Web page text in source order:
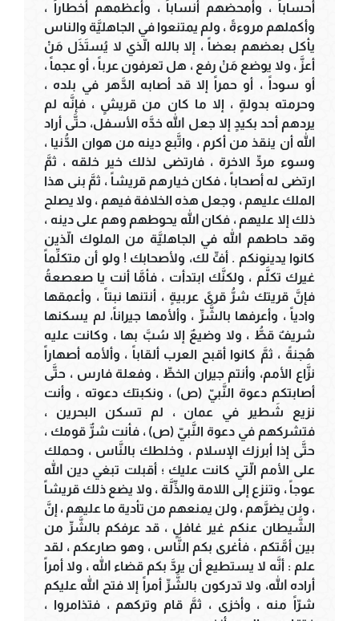
أحساباً ، وأمحضهم أنساباً ، وأعظمهم أخطاراً ،
وأكملهم مروءةً ، ولم يمتنعوا في الجاهليَّة والناس
يأكل بعضهم بعضاً ، إلا بالله الّذي لا يُستَذَل مَنْ
أعزَّ ، ولا يوضع مَنْ رفع ، هل تعرفون عرباً ، أو عجماً ،
أو سوداً ، أو حمراً إلا قد أصابه الدَّهر في بلده ،
وحرمته بدولةٍ ، إلا ما كان من قريشٍ ، فإنَّه لم
يردهم أحد بكيدٍ إلا جعل الله خدَّه الأسفل، حتَّى أراد
الله أن ينقذ من أكرم ، واتَّبع دينه من هوان الدُّنيا ،
وسوء مردِّ الاخرة ، فارتضى لذلك خير خلقه ، ثمَّ
ارتضى له أصحاباً ، فكان خيارهم قريشاً ، ثمَّ بنى هذا
الملك عليهم ، وجعل هذه الخلافة فيهم ، ولا يصلح
ذلك إلا عليهم ، فكان الله يحوطهم وهم على دينه ،
وقد حاطهم الله في الجاهليَّة من الملوك الّذين
كانوا يدينونكم . أفٍّ لك، ولأصحابك ! ولو أن متكلِّماً
غيرك تكلَّم ، ولكنَّك ابتدأت ، فأمَّا أنت يا صعصعةُ
فإنَّ قريتك شرُّ قرىً عربيةٍ ، أنتنها نبتاً ، وأعمقها
وادياً ، وأعرفها بالشَّرِّ ، وألأمها جيراناً، لم يسكنها
شريفٌ قطُّ ، ولا وضيعٌ إلا سُبَّ بها ، وكانت عليه
هُجنةً ، ثمَّ كانوا أقبح العرب ألقاباً ، وألأمه أصهاراً
نزَّاع الأمم، وأنتم جيران الخطِّ ، وفعلة فارس ، حتَّى
أصابتكم دعوة النَّبيّ (ص) ، ونكبتك دعوته ، وأنت
نزيع شَطير في عمان ، لم تسكن البحرين ،
فتشركهم في دعوة النَّبيّ (ص) ، فأنت شرٌّ قومك ،
حتَّى إذا أبرزك الإسلام ، وخلطك بالنَّاس ، وحملك
على الأمم الّتي كانت عليك ؛ أقبلت تبغي دين الله
عوجاً ، وتنزع إلى اللامة والذِّلَّة ، ولا يضع ذلك قريشاً
، ولن يضرَّهم ، ولن يمنعهم من تأدية ما عليهم ، إنَّ
الشَّيطان عنكم غير غافلٍ ، قد عرفكم بالشَّرِّ من
بين أمَّتكم ، فأغرى بكم النَّاس ، وهو صارعكم ، لقد
علم : أنَّه لا يستطيع أن يردَّ بكم قضاء الله ، ولا أمراً
أراده الله، ولا تدركون بالشَّرِّ أمراً إلا فتح الله عليكم
شرّاً منه ، وأخزى ، ثمَّ قام وتركهم ، فتذامروا ،